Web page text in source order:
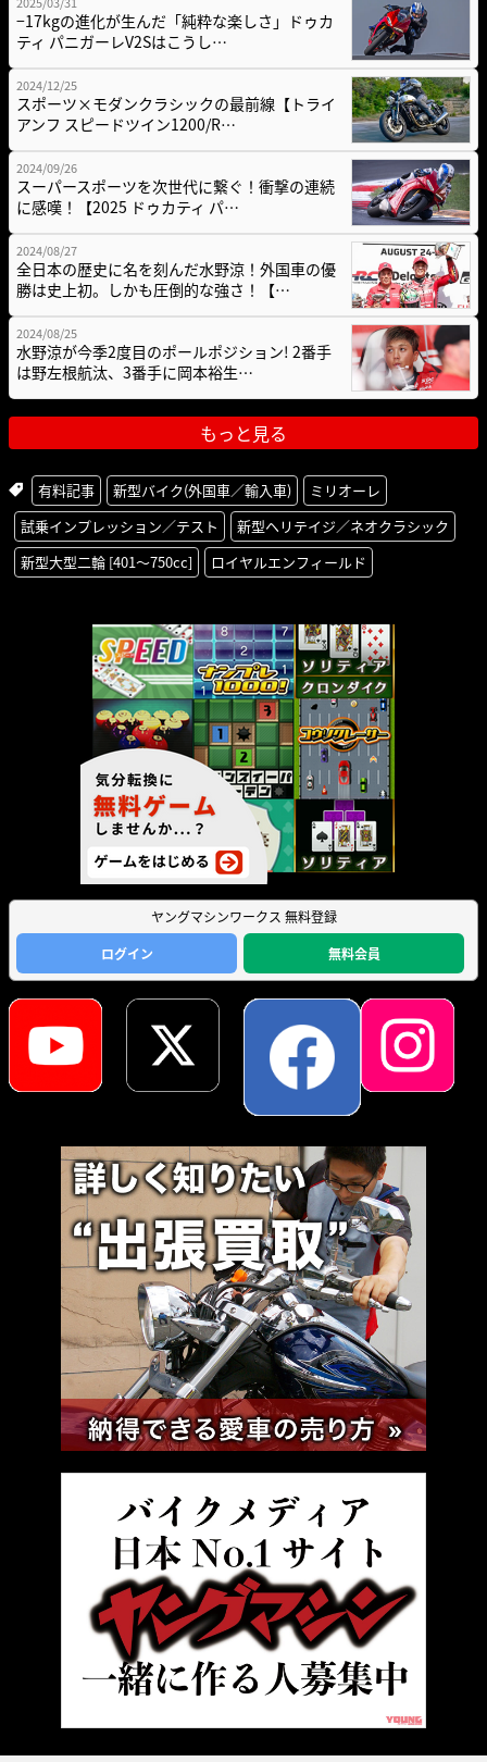
−17kgの進化が生んだ「純粋な楽しさ」ドゥカ
ティ パニガーレV2Sはこうし…
2024/12/25
スポーツ×モダンクラシックの最前線【トライ
アンフ スピードツイン1200/R…
2024/09/26
スーパースポーツを次世代に繋ぐ！衝撃の連続
に感嘆！【2025 ドゥカティ パ…
2024/08/27
全日本の歴史に名を刻んだ水野涼！外国車の優
勝は史上初。しかも圧倒的な強さ！【…
2024/08/25
水野涼が今季2度目のポールポジション! 2番手
は野左根航汰、3番手に岡本裕生…
もっと見る
有料記事 新型バイク(外国車／輸入車)
ミリオーレ
試乗インプレッション／テスト
新型ヘリテイジ／ネオクラシック
新型大型二輪 [401〜750cc]
ロイヤルエンフィールド
ヤングマシンワークス 無料登録
ログイン
無料会員